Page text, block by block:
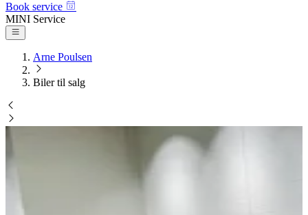
Book service
BMW Service
Arne Poulsen
Biler til salg